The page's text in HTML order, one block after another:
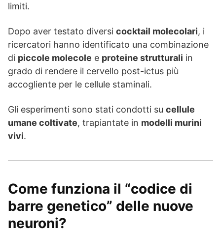
limiti.
Dopo aver testato diversi cocktail molecolari, i
ricercatori hanno identificato una combinazione
di piccole molecole e proteine strutturali in
grado di rendere il cervello post-ictus più
accogliente per le cellule staminali.
Gli esperimenti sono stati condotti su cellule
umane coltivate, trapiantate in modelli murini
vivi.
Come funziona il “codice di
barre genetico” delle nuove
neuroni?